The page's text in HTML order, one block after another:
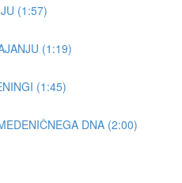
(1:57)
(1:19)
(1:45)
DNA (2:00)